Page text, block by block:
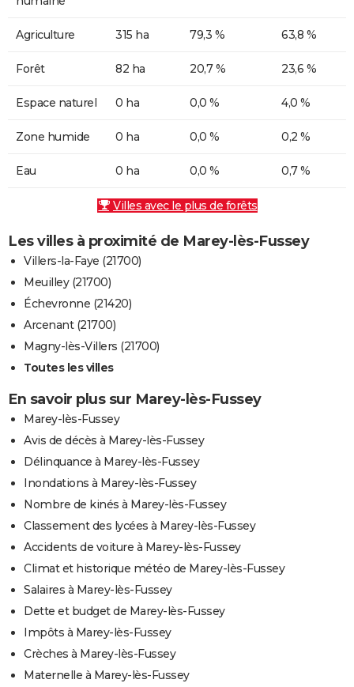
Agriculture 315 ha 79,3 % 63,8 %
Forêt 82 ha 20,7 % 23,6 %
Espace naturel 0 ha 0,0 % 4,0 %
Zone humide 0 ha 0,0 % 0,2 %
Eau 0 ha 0,0 % 0,7 %
Villes avec le plus de forêts
Les villes à proximité de Marey-lès-Fussey
Villers-la-Faye (21700)
Meuilley (21700)
Échevronne (21420)
Arcenant (21700)
Magny-lès-Villers (21700)
Toutes les villes
En savoir plus sur Marey-lès-Fussey
Marey-lès-Fussey
Avis de décès à Marey-lès-Fussey
Délinquance à Marey-lès-Fussey
Inondations à Marey-lès-Fussey
Nombre de kinés à Marey-lès-Fussey
Classement des lycées à Marey-lès-Fussey
Accidents de voiture à Marey-lès-Fussey
Climat et historique météo de Marey-lès-Fussey
Salaires à Marey-lès-Fussey
Dette et budget de Marey-lès-Fussey
Impôts à Marey-lès-Fussey
Crèches à Marey-lès-Fussey
Maternelle à Marey-lès-Fussey